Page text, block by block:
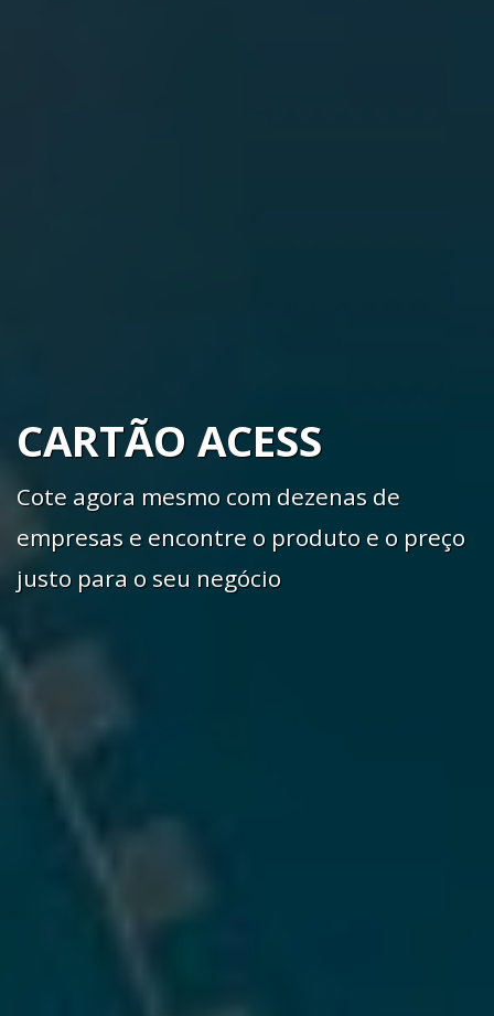
CARTÃO ACESS
Cote agora mesmo com dezenas de
empresas e encontre o produto e o preço
justo para o seu negócio